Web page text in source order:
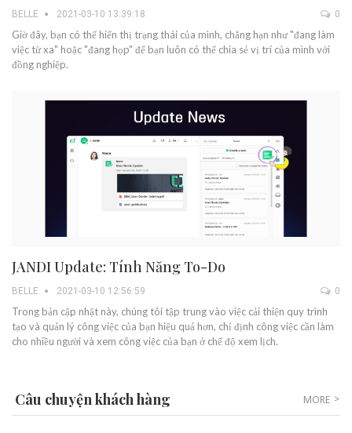
BELLE 2021-03-10 13:39:18 0
Giờ đây, bạn có thể hiển thị trạng thái của mình, chẳng hạn như "đang làm
việc từ xa" hoặc "đang họp" để bạn luôn có thể chia sẻ vị trí của mình với
đồng nghiệp.
JANDI Update: Tính Năng To-Do
BELLE 2021-03-10 12:56:59 0
Trong bản cập nhật này, chúng tôi tập trung vào việc cải thiện quy trình
tạo và quản lý công việc của bạn hiệu quả hơn, chỉ định công việc cần làm
cho nhiều người và xem công việc của bạn ở chế độ xem lịch.
Câu chuyện khách hàng MORE